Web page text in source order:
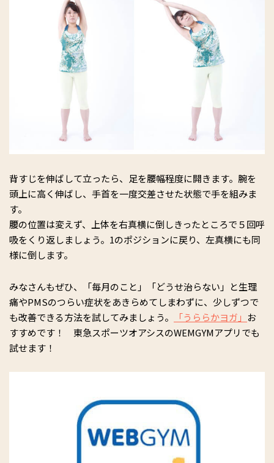
背すじを伸ばして立ったら、足を腰幅程度に開きます。腕を
頭上に高く伸ばし、手首を一度交差させた状態で手を組みま
す。
腰の位置は変えず、上体を右真横に倒しきったところで５回呼
吸をくり返しましょう。1のポジションに戻り、左真横にも同
様に倒します。
みなさんもぜひ、「毎月のこと」「どうせ治らない」と生理
痛やPMSのつらい症状をあきらめてしまわずに、少しずつで
も改善できる方法を試してみましょう。
「うららかヨガ」 お
すすめです！ 東急スポーツオアシスのWEMGYMアプリでも
試せます！